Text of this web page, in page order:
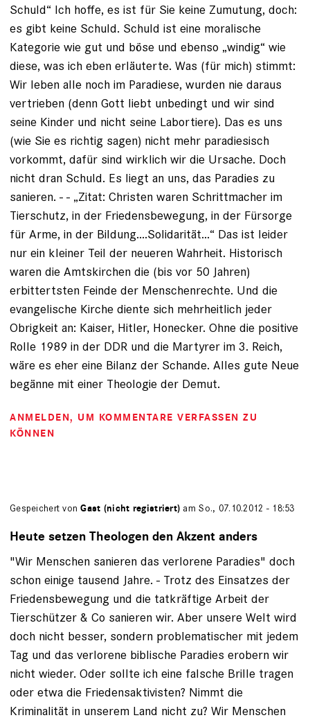
Schuld“ Ich hoffe, es ist für Sie keine Zumutung, doch:
es gibt keine Schuld. Schuld ist eine moralische
Kategorie wie gut und böse und ebenso „windig“ wie
diese, was ich eben erläuterte. Was (für mich) stimmt:
Wir leben alle noch im Paradiese, wurden nie daraus
vertrieben (denn Gott liebt unbedingt und wir sind
seine Kinder und nicht seine Labortiere). Das es uns
(wie Sie es richtig sagen) nicht mehr paradiesisch
vorkommt, dafür sind wirklich wir die Ursache. Doch
nicht dran Schuld. Es liegt an uns, das Paradies zu
sanieren. - - „Zitat: Christen waren Schrittmacher im
Tierschutz, in der Friedensbewegung, in der Fürsorge
für Arme, in der Bildung....Solidarität...“ Das ist leider
nur ein kleiner Teil der neueren Wahrheit. Historisch
waren die Amtskirchen die (bis vor 50 Jahren)
erbittertsten Feinde der Menschenrechte. Und die
evangelische Kirche diente sich mehrheitlich jeder
Obrigkeit an: Kaiser, Hitler, Honecker. Ohne die positive
Rolle 1989 in der DDR und die Martyrer im 3. Reich,
wäre es eher eine Bilanz der Schande. Alles gute Neue
begänne mit einer Theologie der Demut.
ANMELDEN, UM KOMMENTARE VERFASSEN ZU
KÖNNEN
Gespeichert vonGast (nicht registriert) am So., 07.10.2012 - 18:53
Heute setzen Theologen den Akzent anders
"Wir Menschen sanieren das verlorene Paradies" doch
schon einige tausend Jahre. - Trotz des Einsatzes der
Friedensbewegung und die tatkräftige Arbeit der
Tierschützer & Co sanieren wir. Aber unsere Welt wird
doch nicht besser, sondern problematischer mit jedem
Tag und das verlorene biblische Paradies erobern wir
nicht wieder. Oder sollte ich eine falsche Brille tragen
oder etwa die Friedensaktivisten? Nimmt die
Kriminalität in unserem Land nicht zu? Wir Menschen